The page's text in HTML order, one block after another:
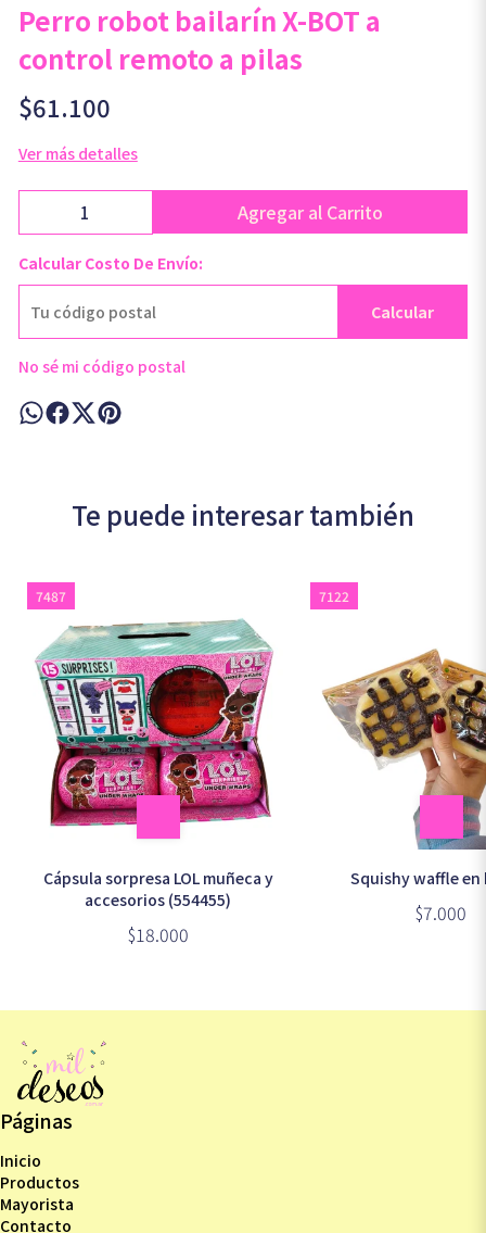
Perro robot bailarín X-BOT a
control remoto a pilas
$61.100
Ver más detalles
Agregar al Carrito
Calcular Costo De Envío:
Calcular
No sé mi código postal
Te puede interesar también
7487
Cápsula sorpresa LOL muñeca y
accesorios (554455)
$18.000
7122
Squishy waffle
$7.000
Páginas
Inicio
Productos
Mayorista
Contacto